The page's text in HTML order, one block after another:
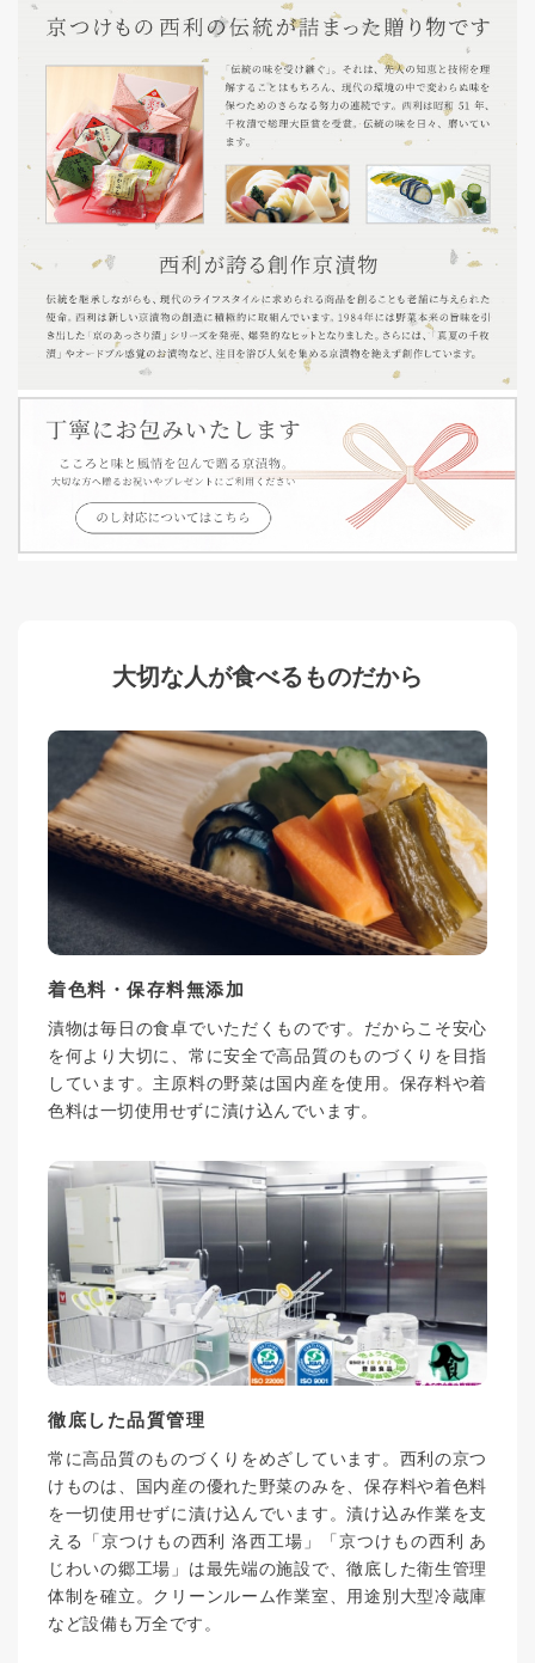
大切な人が食べるものだから
着色料・保存料無添加
漬物は毎日の食卓でいただくものです。だからこそ安心
を何より大切に、常に安全で高品質のものづくりを目指
しています。主原料の野菜は国内産を使用。保存料や着
色料は一切使用せずに漬け込んでいます。
徹底した品質管理
常に高品質のものづくりをめざしています。西利の京つ
けものは、国内産の優れた野菜のみを、保存料や着色料
を一切使用せずに漬け込んでいます。漬け込み作業を支
える「京つけもの西利 洛西工場」「京つけもの西利 あ
じわいの郷工場」は最先端の施設で、徹底した衛生管理
体制を確立。クリーンルーム作業室、用途別大型冷蔵庫
など設備も万全です。